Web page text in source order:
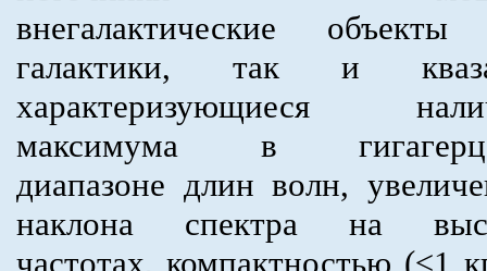
внегалактические объекты
галактики, так и
характеризующиеся
максимума в
диапазоне длин волн,
наклона спектра на
частотах, компактностью (≤1